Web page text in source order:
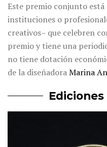
Este premio conjunto está
instituciones o
creativos– que celebren
premio y tiene una
no tiene dotación
de la diseñadoraMarina